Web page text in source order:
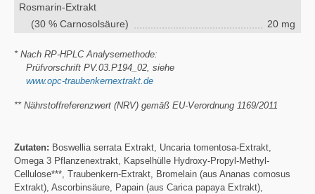
Rosmarin-Extrakt
(30 % Carnosolsäure)
20 mg
* Nach RP-HPLC Analysemethode:
Prüfvorschrift PV.03.P194_02, siehe
www.opc-traubenkernextrakt.de
** Nährstoffreferenzwert (NRV) gemäß EU-Verordnung 1169/2011
Zutaten: Boswellia serrata Extrakt, Uncaria tomentosa-Extrakt,
Omega 3 Pflanzenextrakt, Kapselhülle Hydroxy-Propyl-Methyl-
Cellulose***, Traubenkern-Extrakt, Bromelain (aus Ananas comosus
Extrakt), Ascorbinsäure, Papain (aus Carica papaya Extrakt),